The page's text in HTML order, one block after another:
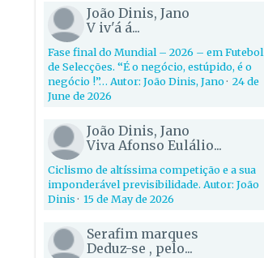
João Dinis, Jano
V iv'á á...
Fase final do Mundial – 2026 – em Futebol
de Selecções. “É o negócio, estúpido, é o
negócio !”… Autor: João Dinis, Jano· 24 de
June de 2026
João Dinis, Jano
Viva Afonso Eulálio...
Ciclismo de altíssima competição e a sua
imponderável previsibilidade. Autor: João
Dinis· 15 de May de 2026
Serafim marques
Deduz-se , pelo...